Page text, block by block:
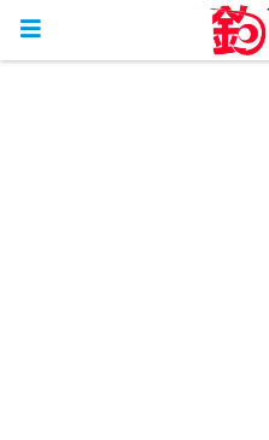
ホーム 釣行リポート